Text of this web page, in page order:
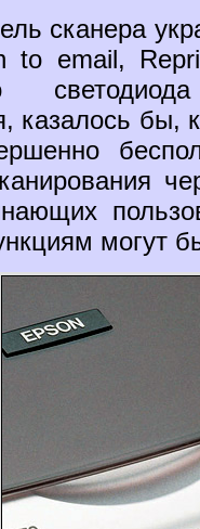
сканера
to email,
казалось бы,
могут